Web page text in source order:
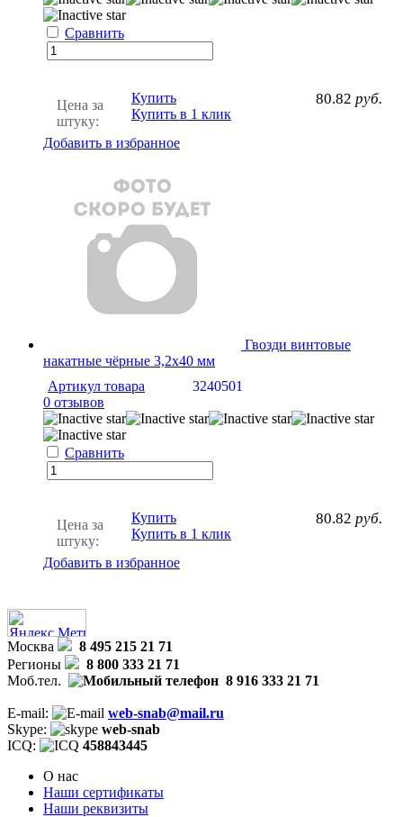
Сравнить
Цена за
штуку:
80.82 руб.
Купить
Купить в 1 клик
Добавить в избранное
Гвозди винтовые
накатные чёрные 3,2x40 мм
Артикул товара
3240501
0 отзывов
Сравнить
Цена за
штуку:
80.82 руб.
Купить
Купить в 1 клик
Добавить в избранное
Москва
8 495 215 21 71
Регионы
8 800 333 21 71
Моб.тел.
8 916 333 21 71
E-mail:
web-snab@mail.ru
Skype:
web-snab
ICQ:
458843445
О нас
Наши сертификаты
Наши реквизиты